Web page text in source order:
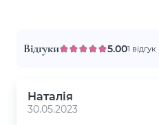
Відгуки 5.001 відгук
Наталія
30.05.2023